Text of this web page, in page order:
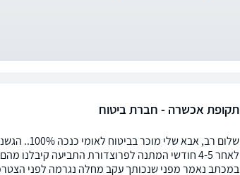
תקופת אכשרה - חברת ביטוח
שלום רב,
לאחר 4-5 חודשי המתנה לפרוצדורת התביעה